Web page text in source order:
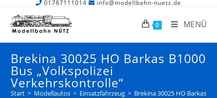
01787111014 info@modellbahn-nuetz.de
0 MENÜ
Brekina 30025 HO Barkas B1000
Bus „Volkspolizei
Verkehrskontrolle“
Start > Modellautos > Einsatzfahrzeug > Brekina 30025 HO Barkas